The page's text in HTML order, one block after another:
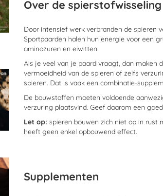
Over de spierstofwisseling
Door intensief werk verbranden de spieren
Sportpaarden halen hun energie voor een
aminozuren en eiwitten.
Als je veel van je paard vraagt, dan maken
vermoeidheid van de spieren of zelfs
spieren. Dat is vaak een combinatie-
De bouwstoffen moeten voldoende
verzuring plaatsvind. Geef daarom een
Let op: spieren bouwen zich niet op in rust
heeft geen enkel opbouwend effect.
Supplementen